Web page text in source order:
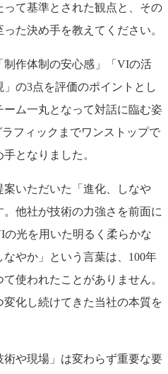
て基準とされた観点と、その
た決め手を教えてください。
制作体制の安心感」「VIの活
の3点を評価のポイントとし
ム一丸となって対話に臨む姿
フィックまでワンストップで
となりました。
いただいた「進化、しなや
他社が技術の力強さを前面に
光を用いた明るく柔らかな
やか」という言葉は、100年
使われたことがありません。
化し続けてきた当社の本質を
や現場」は変わらず重要な要